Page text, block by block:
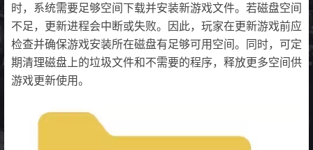
时，系统需要足够空间下载并安装新游戏文件。若磁盘空间
不足，更新进程会中断或失败。因此，玩家在更新游戏前应
检查并确保游戏安装所在磁盘有足够可用空间。同时，可定
期清理磁盘上的垃圾文件和不需要的程序，释放更多空间供
游戏更新使用。